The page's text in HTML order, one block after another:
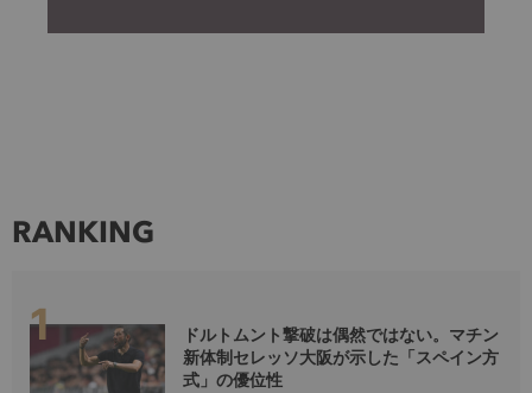
RANKING
ドルトムント撃破は偶然ではない。マチン
新体制セレッソ大阪が示した「スペイン方
式」の優位性